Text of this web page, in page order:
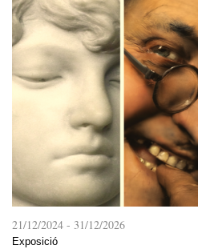
21/12/2024 - 31/12/2026
Exposició